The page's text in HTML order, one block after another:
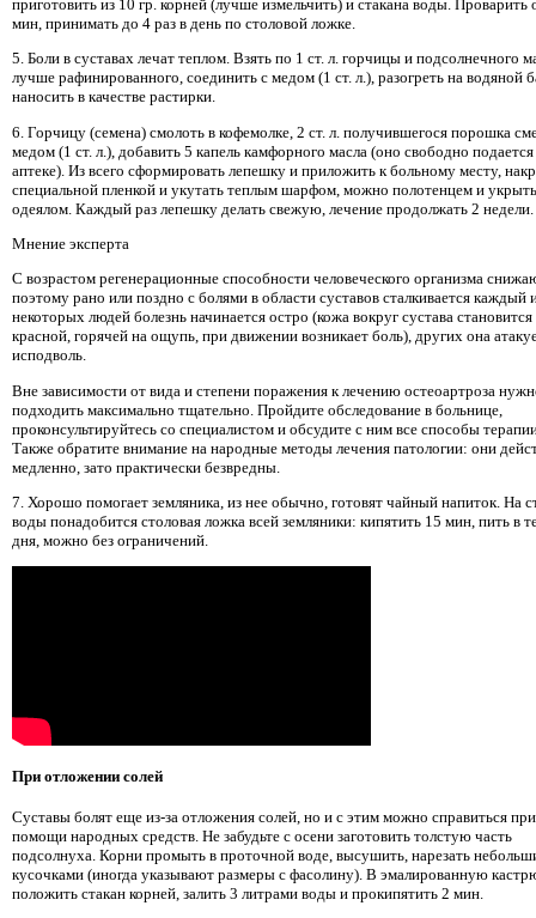
приготовить из 10 гр. корней (лучше измельчить) и стакана воды. Проварить
мин, принимать до 4 раз в день по столовой ложке.
5. Боли в суставах лечат теплом. Взять по 1 ст. л. горчицы и подсолнечного
лучше рафинированного, соединить с медом (1 ст. л.), разогреть на водяной
наносить в качестве растирки.
6. Горчицу (семена) смолоть в кофемолке, 2 ст. л. получившегося порошка
медом (1 ст. л.), добавить 5 капель камфорного масла (оно свободно подается
аптеке). Из всего сформировать лепешку и приложить к больному месту,
специальной пленкой и укутать теплым шарфом, можно полотенцем и укрыть
одеялом. Каждый раз лепешку делать свежую, лечение продолжать 2 недели.
Мнение эксперта
С возрастом регенерационные способности человеческого организма
поэтому рано или поздно с болями в области суставов сталкивается каждый
некоторых людей болезнь начинается остро (кожа вокруг сустава становится
красной, горячей на ощупь, при движении возникает боль), других она
исподволь.
Вне зависимости от вида и степени поражения к лечению остеоартроза
подходить максимально тщательно. Пройдите обследование в больнице,
проконсультируйтесь со специалистом и обсудите с ним все способы
Также обратите внимание на народные методы лечения патологии: они
медленно, зато практически безвредны.
7. Хорошо помогает земляника, из нее обычно, готовят чайный напиток. На
воды понадобится столовая ложка всей земляники: кипятить 15 мин, пить в
дня, можно без ограничений.
При отложении солей
Суставы болят еще из-за отложения солей, но и с этим можно справиться при
помощи народных средств. Не забудьте с осени заготовить толстую часть
подсолнуха. Корни промыть в проточной воде, высушить, нарезать
кусочками (иногда указывают размеры с фасолину). В эмалированную
положить стакан корней, залить 3 литрами воды и прокипятить 2 мин.